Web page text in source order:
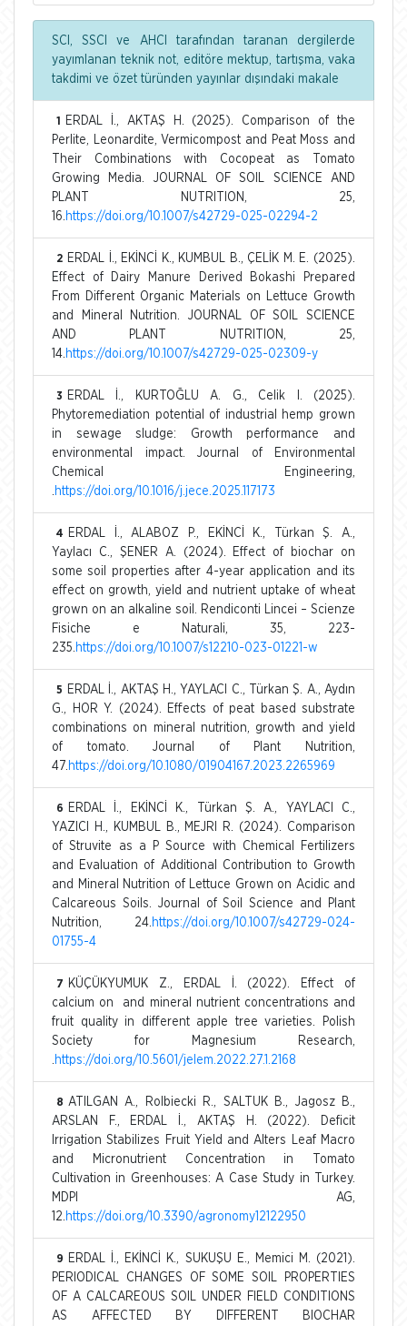
SCI, SSCI ve AHCI tarafından taranan dergilerde
yayımlanan teknik not, editöre mektup, tartışma, vaka
takdimi ve özet türünden yayınlar dışındaki makale
1
ERDAL İ., AKTAŞ H. (2025). Comparison of the
Perlite, Leonardite, Vermicompost and Peat Moss and
Their Combinations with Cocopeat as Tomato
Growing Media. JOURNAL OF SOIL SCIENCE AND
PLANT NUTRITION, 25,
16. https://doi.org/10.1007/s42729-025-02294-2
2 ERDAL İ., EKİNCİ K., KUMBUL B., ÇELİK M. E. (2025).
Effect of Dairy Manure Derived Bokashi Prepared
From Different Organic Materials on Lettuce Growth
and Mineral Nutrition. JOURNAL OF SOIL SCIENCE
AND PLANT NUTRITION, 25,
14. https://doi.org/10.1007/s42729-025-02309-y
3
ERDAL İ., KURTOĞLU A. G., Celik I. (2025).
Phytoremediation potential of industrial hemp grown
in sewage sludge: Growth performance and
environmental impact. Journal of Environmental
Chemical Engineering,
https://doi.org/10.1016/j.jece.2025.117173
4
ERDAL İ., ALABOZ P., EKİNCİ K., Türkan Ş. A.,
Yaylacı C., ŞENER A. (2024). Effect of biochar on
some soil properties after 4-year application and its
effect on growth, yield and nutrient uptake of wheat
grown on an alkaline soil. Rendiconti Lincei – Scienze
Fisiche e Naturali, 35, 223-
235. https://doi.org/10.1007/s12210-023-01221-w
5
ERDAL İ., AKTAŞ H., YAYLACI C., Türkan Ş. A., Aydın
G., HOR Y. (2024). Effects of peat based substrate
combinations on mineral nutrition, growth and yield
of tomato. Journal of Plant Nutrition,
47. https://doi.org/10.1080/01904167.2023.2265969
6
ERDAL İ., EKİNCİ K., Türkan Ş. A., YAYLACI C.,
YAZICI H., KUMBUL B., MEJRI R. (2024). Comparison
of Struvite as a P Source with Chemical Fertilizers
and Evaluation of Additional Contribution to Growth
and Mineral Nutrition of Lettuce Grown on Acidic and
Calcareous Soils. Journal of Soil Science and Plant
Nutrition, 24. https://doi.org/10.1007/s42729-024-
01755-4
7
KÜÇÜKYUMUK Z., ERDAL İ. (2022). Effect of
calcium on and mineral nutrient concentrations and
fruit quality in different apple tree varieties. Polish
Society for Magnesium Research,
https://doi.org/10.5601/jelem.2022.27.1.2168
8 ATILGAN A., Rolbiecki R., SALTUK B., Jagosz B.,
ARSLAN F., ERDAL İ., AKTAŞ H. (2022). Deficit
Irrigation Stabilizes Fruit Yield and Alters Leaf Macro
and Micronutrient Concentration in Tomato
Cultivation in Greenhouses: A Case Study in Turkey.
MDPI AG,
12. https://doi.org/10.3390/agronomy12122950
9
ERDAL İ., EKİNCİ K., SUKUŞU E., Memici M. (2021).
PERIODICAL CHANGES OF SOME SOIL PROPERTIES
OF A CALCAREOUS SOIL UNDER FIELD CONDITIONS
AS AFFECTED BY DIFFERENT BIOCHAR